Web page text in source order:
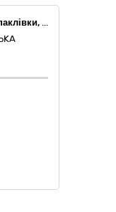
ДК 021:2015 – 44830000-7 – Мастики, шпаклівки, замазки та розчинники (Шпаклівка дисперсійна – 44831200-6)